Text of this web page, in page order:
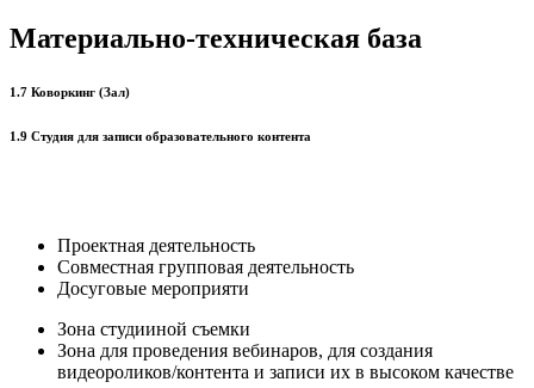
Материально-техническая база
1.7 Коворкинг (Зал)
1.9 Студия для записи образовательного контента
Проектная деятельность
Совместная групповая деятельность
Досуговые мероприяти
Зона студииной съемки
Зона для проведения вебинаров, для создания
видеороликов/контента и записи их в высоком качестве